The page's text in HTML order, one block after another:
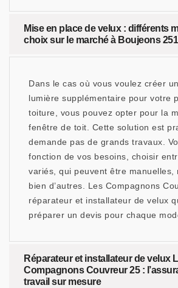
Mise en place de velux : différents
choix sur le marché à Boujeons
Dans le cas où vous voulez créer
lumière supplémentaire pour votre
toiture, vous pouvez opter pour la
fenêtre de toit. Cette solution est
demande pas de grands travaux.
fonction de vos besoins, choisir
variés, qui peuvent être manuelles,
bien d’autres. Les Compagnons
réparateur et installateur de velux
préparer un devis pour chaque
Réparateur et installateur de velux
Compagnons Couvreur 25 :
travail sur mesure